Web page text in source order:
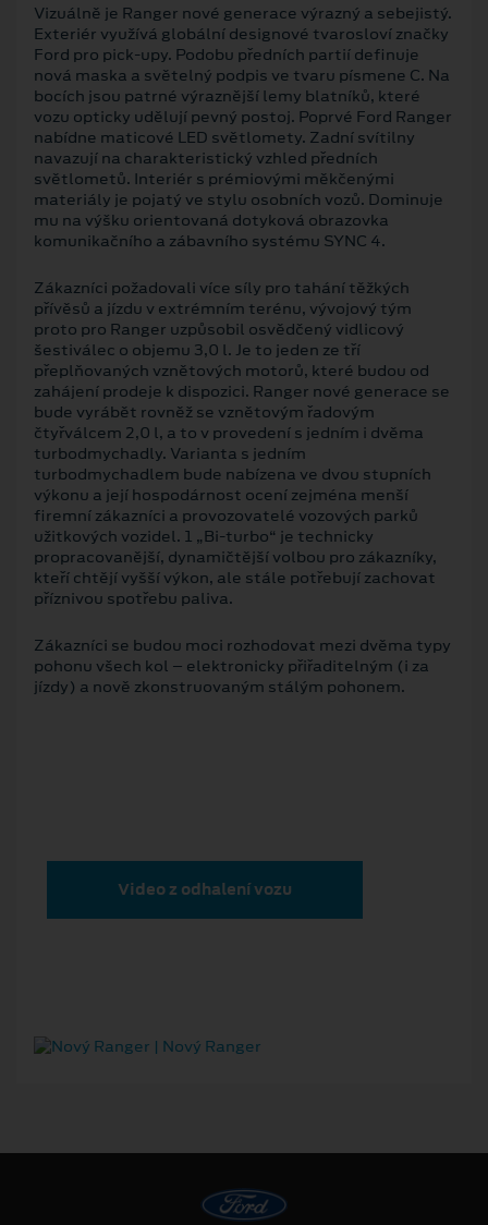
Vizuálně je Ranger nové generace výrazný a sebejistý.
Exteriér využívá globální designové tvarosloví značky
Ford pro pick-upy. Podobu předních partií definuje
nová maska a světelný podpis ve tvaru písmene C. Na
bocích jsou patrné výraznější lemy blatníků, které
vozu opticky udělují pevný postoj. Poprvé Ford Ranger
nabídne maticové LED světlomety. Zadní svítilny
navazují na charakteristický vzhled předních
světlometů. Interiér s prémiovými měkčenými
materiály je pojatý ve stylu osobních vozů. Dominuje
mu na výšku orientovaná dotyková obrazovka
komunikačního a zábavního systému SYNC 4.
Zákazníci požadovali více síly pro tahání těžkých
přívěsů a jízdu v extrémním terénu, vývojový tým
proto pro Ranger uzpůsobil osvědčený vidlicový
šestiválec o objemu 3,0 l. Je to jeden ze tří
přeplňovaných vznětových motorů, které budou od
zahájení prodeje k dispozici. Ranger nové generace se
bude vyrábět rovněž se vznětovým řadovým
čtyřválcem 2,0 l, a to v provedení s jedním i dvěma
turbodmychadly. Varianta s jedním
turbodmychadlem bude nabízena ve dvou stupních
výkonu a její hospodárnost ocení zejména menší
firemní zákazníci a provozovatelé vozových parků
užitkových vozidel. 1 „Bi-turbo“ je technicky
propracovanější, dynamičtější volbou pro zákazníky,
kteří chtějí vyšší výkon, ale stále potřebují zachovat
příznivou spotřebu paliva.
Zákazníci se budou moci rozhodovat mezi dvěma typy
pohonu všech kol – elektronicky přiřaditelným (i za
jízdy) a nově zkonstruovaným stálým pohonem.
Video z odhalení vozu